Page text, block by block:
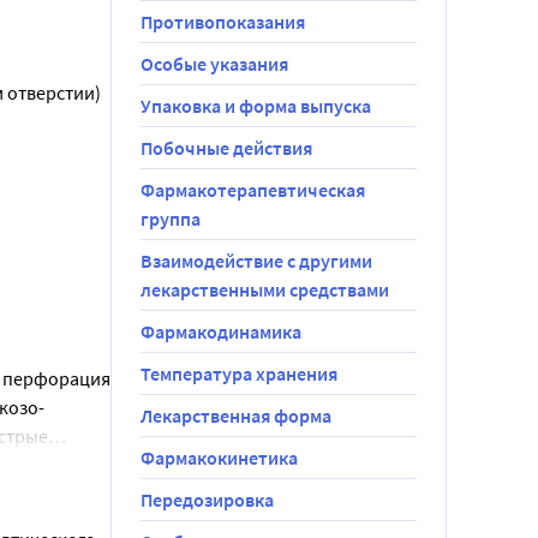
6-8
прием
перфорация
Противопоказания
Особые указания
Упаковка и форма выпуска
Побочные действия
Фармакотерапевтическая
группа
Взаимодействие с другими
лекарственными средствами
Фармакодинамика
Температура хранения
Лекарственная форма
Фармакокинетика
Передозировка